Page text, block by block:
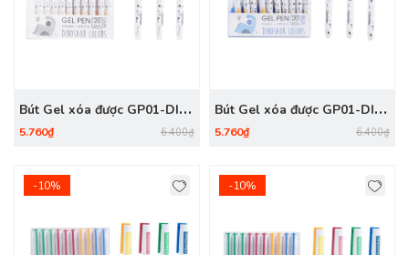
Bút Gel xóa được GP01-DI
Đen
5.760₫ 6.400₫
Bút Gel xóa được GP01-DI
Xanh
5.760₫ 6.400₫
-10% -10%